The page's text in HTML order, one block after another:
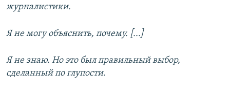
журналистики.
Я не могу объяснить, почему. [...]
Я не знаю. Но это был правильный выбор,
сделанный по глупости.